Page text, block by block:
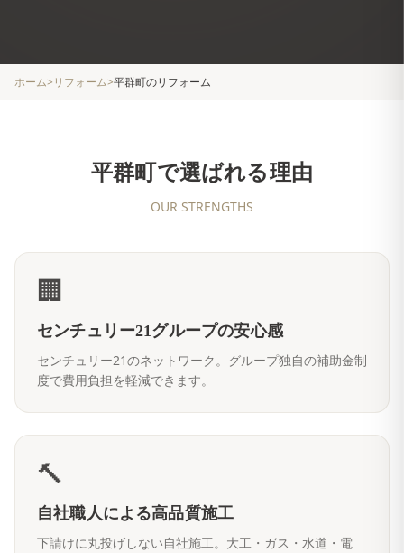
ホーム> リフォーム>平群町のリフォーム
平群町で選ばれる理由
OUR STRENGTHS
🏢
センチュリー21グループの安心感
センチュリー21のネットワーク。グループ独自の補助金制
度で費用負担を軽減できます。
🔨
自社職人による高品質施工
下請けに丸投げしない自社施工。大工・ガス・水道・電